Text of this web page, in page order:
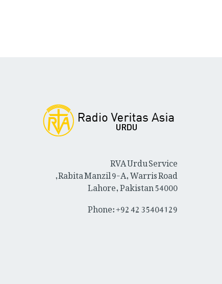
RVA Urdu Service
Rabita Manzil 9-A, Warris Road,
Lahore, Pakistan 54000
Phone: +92 42 35404129